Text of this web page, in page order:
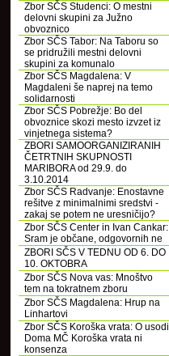
Zbor SČS Studenci: O mestni
delovni skupini za Južno
obvoznico
Zbor SČS Tabor: Na Taboru so
se pridružili mestni delovni
skupini za komunalo
Zbor SČS Magdalena: V
Magdaleni še naprej na temo
solidarnosti
Zbor SČS Pobrežje: Bo del
obvoznice skozi mesto izvzet iz
vinjetnega sistema?
ZBORI SAMOORGANIZIRANIH
ČETRTNIH SKUPNOSTI
MARIBORA od 29.9. do
3.10.2014
Zbor SČS Radvanje: Enostavne
rešitve z minimalnimi sredstvi -
zakaj se potem ne uresničijo?
Zbor SČS Center in Ivan Cankar:
Sram je občane, odgovornih ne
ZBORI SČS V TEDNU OD 6. DO
10. OKTOBRA
Zbor SČS Nova vas: Mnoštvo
tem na tokratnem zboru
Zbor SČS Magdalena: Hrup na
Linhartovi
Zbor SČS Koroška vrata: O usodi
Doma MČ Koroška vrata ni
konsenza